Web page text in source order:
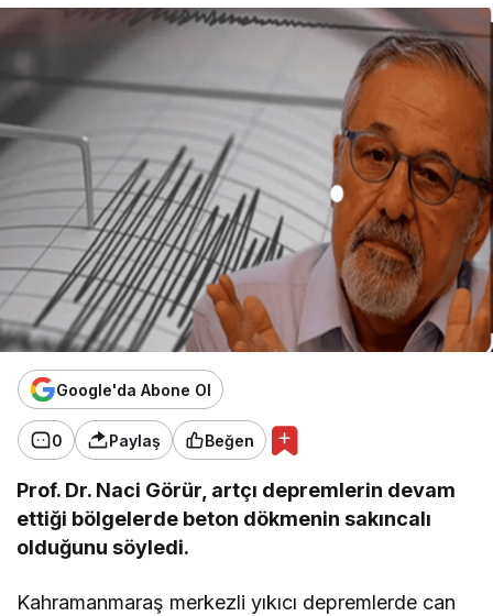
Google'da Abone Ol
0 Paylaş Beğen
Prof. Dr. Naci Görür, artçı depremlerin devam
ettiği bölgelerde beton dökmenin sakıncalı
olduğunu söyledi.
Kahramanmaraş merkezli yıkıcı depremlerde can